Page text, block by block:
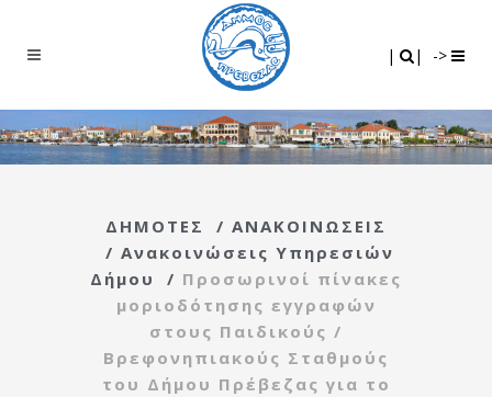
| | ->
ΔΗΜΟΤΕΣ / ΑΝΑΚΟΙΝΩΣΕΙΣ
/ Ανακοινώσεις Υπηρεσιών
Δήμου
/ Προσωρινοί πίνακες
μοριοδότησης εγγραφών
στους Παιδικούς /
Βρεφονηπιακούς Σταθμούς
του Δήμου Πρέβεζας για το